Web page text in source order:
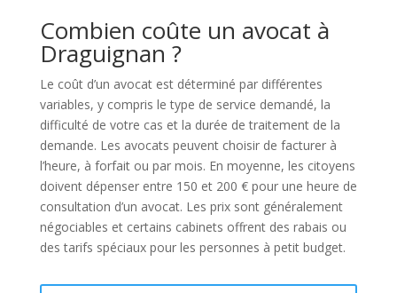
Combien coûte un avocat à
Draguignan ?
Le coût d’un avocat est déterminé par différentes
variables, y compris le type de service demandé, la
difficulté de votre cas et la durée de traitement de la
demande. Les avocats peuvent choisir de facturer à
l’heure, à forfait ou par mois. En moyenne, les citoyens
doivent dépenser entre 150 et 200 € pour une heure de
consultation d’un avocat. Les prix sont généralement
négociables et certains cabinets offrent des rabais ou
des tarifs spéciaux pour les personnes à petit budget.